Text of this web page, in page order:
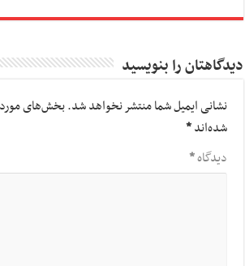
دیدگاهتان را بنویسید
نشانی ایمیل شما منتشر نخواهد شد.بخش‌های
شده‌اند*
دیدگاه*